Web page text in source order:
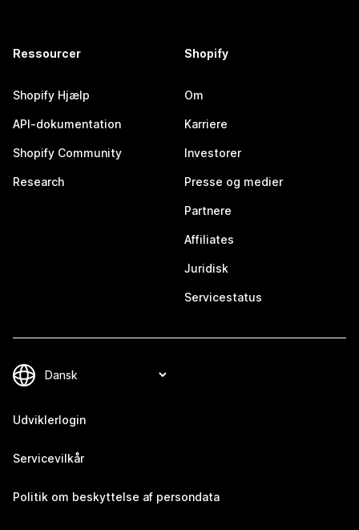
Ressourcer
Shopify Hjælp
API-dokumentation
Shopify Community
Research
Shopify
Om
Karriere
Investorer
Presse og medier
Partnere
Affiliates
Juridisk
Servicestatus
Udviklerlogin
Servicevilkår
Politik om beskyttelse af persondata